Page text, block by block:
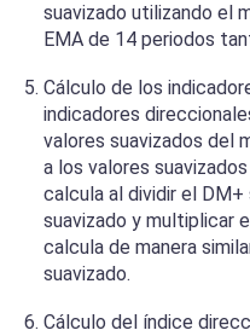
suavizado utilizando el
EMA de 14 periodos
Cálculo de los
indicadores
valores suavizados del
a los valores
calcula al dividir el DM+
suavizado y multiplicar
calcula de manera
suavizado.
Cálculo del índice